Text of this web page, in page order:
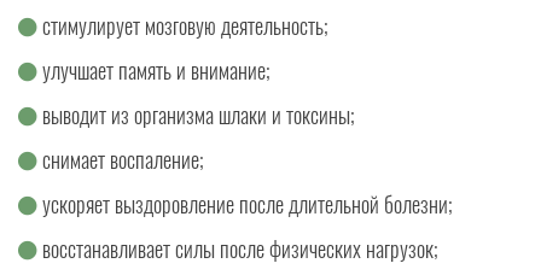
стимулирует мозговую деятельность;
улучшает память и внимание;
выводит из организма шлаки и токсины;
снимает воспаление;
ускоряет выздоровление после длительной болезни;
восстанавливает силы после физических нагрузок;